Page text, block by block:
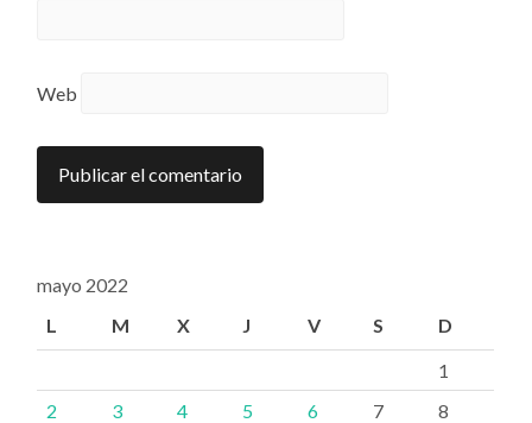
Web
mayo 2022
L
M X J V S D
1
2
3 4 5 6 7
8